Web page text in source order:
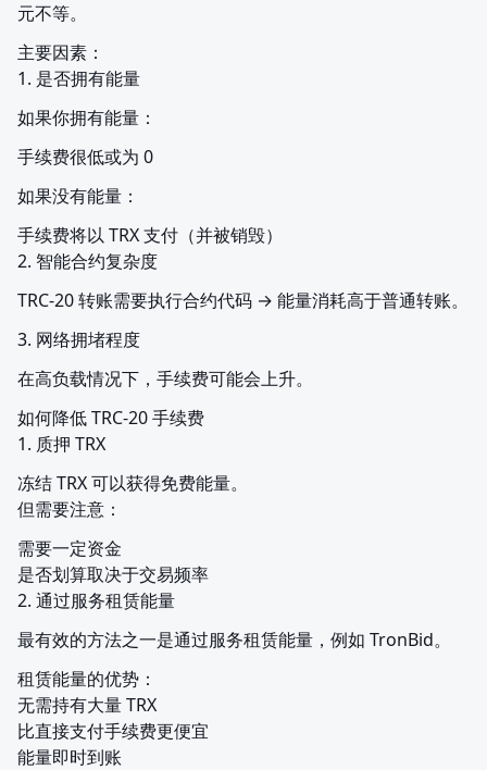
元不等。
主要因素：
1. 是否拥有能量
如果你拥有能量：
手续费很低或为 0
如果没有能量：
手续费将以 TRX 支付（并被销毁）
2. 智能合约复杂度
TRC-20 转账需要执行合约代码 → 能量消耗高于普通转账。
3. 网络拥堵程度
在高负载情况下，手续费可能会上升。
如何降低 TRC-20 手续费
1. 质押 TRX
冻结 TRX 可以获得免费能量。
但需要注意：
需要一定资金
是否划算取决于交易频率
2. 通过服务租赁能量
最有效的方法之一是通过服务租赁能量，例如 TronBid。
租赁能量的优势：
无需持有大量 TRX
比直接支付手续费更便宜
能量即时到账